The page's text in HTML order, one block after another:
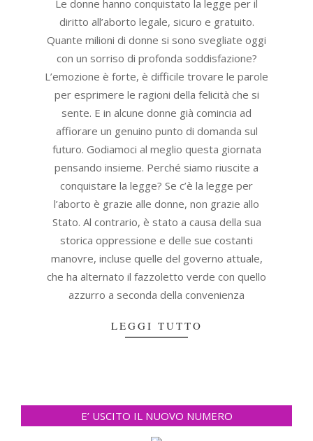
Le donne hanno conquistato la legge per il
diritto all’aborto legale, sicuro e gratuito.
Quante milioni di donne si sono svegliate oggi
con un sorriso di profonda soddisfazione?
L’emozione è forte, è difficile trovare le parole
per esprimere le ragioni della felicità che si
sente. E in alcune donne già comincia ad
affiorare un genuino punto di domanda sul
futuro. Godiamoci al meglio questa giornata
pensando insieme. Perché siamo riuscite a
conquistare la legge? Se c’è la legge per
l’aborto è grazie alle donne, non grazie allo
Stato. Al contrario, è stato a causa della sua
storica oppressione e delle sue costanti
manovre, incluse quelle del governo attuale,
che ha alternato il fazzoletto verde con quello
azzurro a seconda della convenienza
LEGGI TUTTO
E’ USCITO IL NUOVO NUMERO